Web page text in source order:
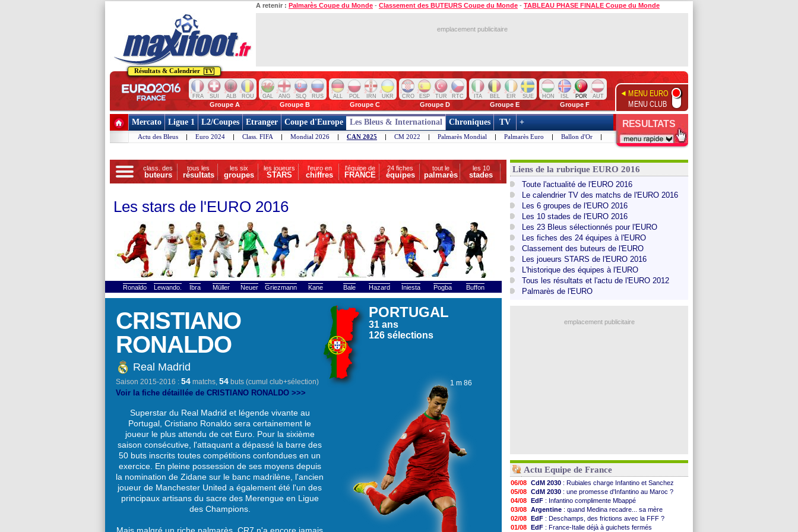
A retenir : Palmarès Coupe du Monde - Classement des BUTEURS Coupe du Monde - TABLEAU PHASE FINALE Coupe du Monde
emplacement publicitaire
MENU EURO
MENU CLUB
Résultats & Calendrier TV
1
FRA
2
SUI
3
ALB
4
ROU
1
GAL
2
ANG
3
SLQ
4
RUS
1
ALL
2
POL
3
IRN
4
UKR
1
CRO
2
ESP
3
TUR
4
RTC
1
ITA
2
BEL
3
EIR
4
SUE
1
HON
2
ISL
3
POR
4
AUT
Groupe A Groupe B Groupe C Groupe D Groupe E Groupe F
Mercato Ligue 1 L2/Coupes Etranger Coupe d'Europe Les Bleus & International Chroniques TV +
Actu des Bleus | Euro 2024 | Class. FIFA | Mondial 2026 | CAN 2025 | CM 2022 | Palmarès Mondial | Palmarès Euro | Ballon d'Or |
RESULTATS
class. des
buteurs
tous les
résultats
les six
groupes
les joueurs
STARS
l'euro en
chiffres
l'équipe de
FRANCE
24 fiches
équipes
tout le
palmarès
les 10
stades
Les stars de l'EURO 2016
Ronaldo Lewando. Ibra Müller Neuer Griezmann Kane Bale Hazard Iniesta Pogba Buffon
CRISTIANO
RONALDO
Real Madrid
Saison 2015-2016 : 54 matchs, 54 buts (cumul club+sélection)
Voir la fiche détaillée de CRISTIANO RONALDO >>>
Superstar du Real Madrid et légende vivante au
Portugal, Cristiano Ronaldo sera certainement le
joueur le plus attendu de cet Euro. Pour la sixième
saison consécutive, l'attaquant a dépassé la barre des
50 buts inscrits toutes compétitions confondues en un
exercice. En pleine possession de ses moyens depuis
la nomination de Zidane sur le banc madrilène, l'ancien
joueur de Manchester United a également été l'un des
principaux artisans du sacre des Merengue en Ligue
des Champions.
PORTUGAL
31 ans
126 sélections
1 m 86
Liens de la rubrique EURO 2016
Toute l'actualité de l'EURO 2016
Le calendrier TV des matchs de l'EURO 2016
Les 6 groupes de l'EURO 2016
Les 10 stades de l'EURO 2016
Les 23 Bleus sélectionnés pour l'EURO
Les fiches des 24 équipes à l'EURO
Classement des buteurs de l'EURO
Les joueurs STARS de l'EURO 2016
L'historique des équipes à l'EURO
Tous les résultats et l'actu de l'EURO 2012
Palmarès de l'EURO
emplacement publicitaire
Actu Equipe de France
06/08 CdM 2030 : Rubiales charge Infantino et Sanchez
05/08 CdM 2030 : une promesse d'Infantino au Maroc ?
04/08 EdF : Infantino complimente Mbappé
03/08 Argentine : quand Medina recadre... sa mère
02/08 EdF : Deschamps, des frictions avec la FFF ?
01/08 EdF : France-Italie déjà à guichets fermés